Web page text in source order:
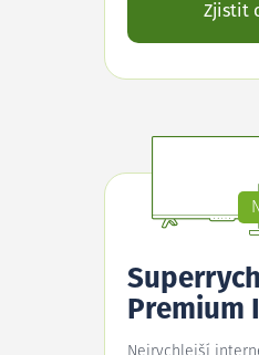
Zjistit
Premium
Nejrychlejší